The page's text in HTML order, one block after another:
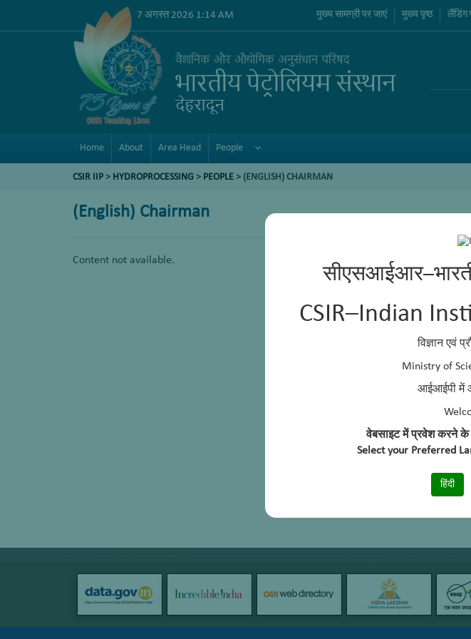
CSIR–Indian
विज्ञान एवं
Ministry of
आईआईपी में
वेबसाइट में प्रवेश करने के
Select your Preferred
हिंदी
7 अगस्त 2026 1:14 AM मुख्य सामग्री पर जाएं मुख्य पृष्ठ लैंडिंग
Home About Area Head People
CSIR IIP > HYDROPROCESSING > PEOPLE > (ENGLISH) CHAIRMAN
(English) Chairman
Content not available.